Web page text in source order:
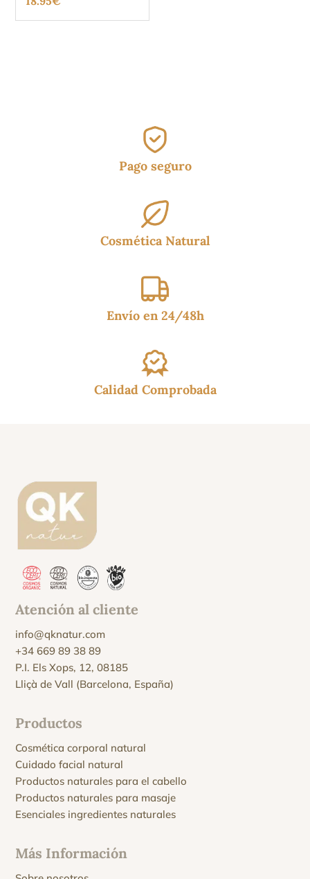
con
de 5
Pago seguro
Cosmética Natural
Envío en 24/48h
Calidad Comprobada
Atención al cliente
info@qknatur.com
+34 669 89 38 89
P.I. Els Xops, 12, 08185
Lliçà de Vall (Barcelona, España)
Productos
Cosmética corporal natural
Cuidado facial natural
Productos naturales para el cabello
Productos naturales para masaje
Esenciales ingredientes naturales
Más Información